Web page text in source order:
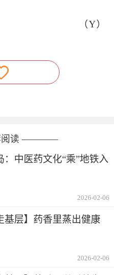
（Y）
读 ————
：中医药文化“乘”地铁入
2026-02-06
基层】药香里蒸出健康
2026-02-06